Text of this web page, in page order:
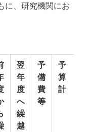
に、研究機関にお
翌
年
度
へ
繰
越
予
備
費
等
予
算
計